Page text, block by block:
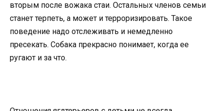
вторым после вожака стаи. Остальных членов семьи
станет терпеть, а может и терроризировать. Такое
поведение надо отслеживать и немедленно
пресекать. Собака прекрасно понимает, когда ее
ругают и за что.